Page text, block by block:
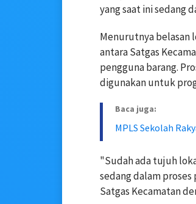
yang saat ini sedang
Menurutnya belasan
antara Satgas
pengguna barang.
digunakan untuk
Baca juga:
MPLS Sekolah
"Sudah ada tujuh
sedang dalam
Satgas Kecamatan